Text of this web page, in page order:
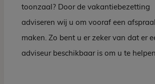
toonzaal? Door de vakantiebezetting
adviseren wij u om vooraf een
maken. Zo bent u er zeker van dat er
adviseur beschikbaar is om u te